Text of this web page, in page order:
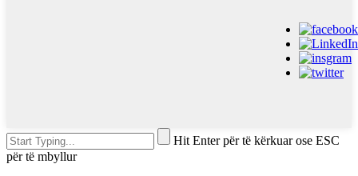
Hit Enter për të kërkuar ose ESC
për të mbyllur